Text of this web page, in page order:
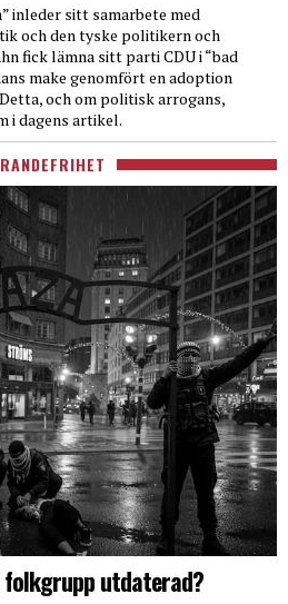
inleder sitt samarbete med
och den tyske politikern och
fick lämna sitt parti CDU i “bad
make genomfört en adoption
och om politisk arrogans,
i dagens artikel.
utdaterad?